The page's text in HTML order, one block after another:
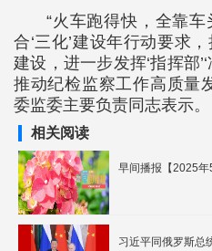
“火车跑得快，全靠
合‘三化’建设年行动要求
建设，进一步发挥‘指挥部
推动纪检监察工作高质量
委监委主要负责同志表示。
相关阅读
早间播报【2025年
习近平同俄罗斯总